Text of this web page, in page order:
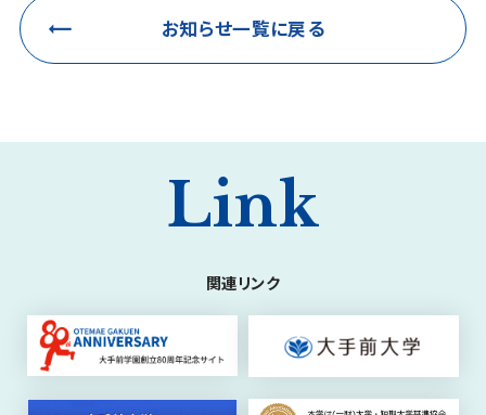
お知らせ一覧に戻る
Link
関連リンク